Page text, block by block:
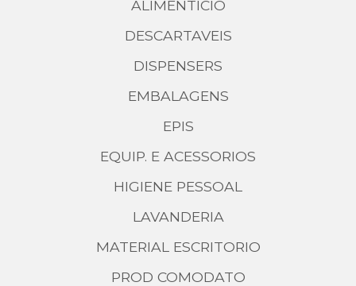
ALIMENTICIO
DESCARTAVEIS
DISPENSERS
EMBALAGENS
EPIS
EQUIP. E ACESSORIOS
HIGIENE PESSOAL
LAVANDERIA
MATERIAL ESCRITORIO
PROD COMODATO